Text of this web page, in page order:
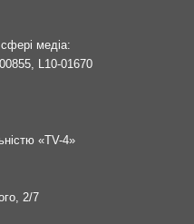
сфері медіа:
L10-01670
«TV-4»
2/7